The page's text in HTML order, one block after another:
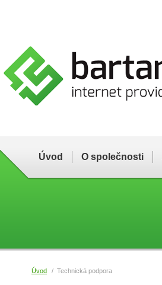
Úvod O společnosti
Úvod Technická podpora